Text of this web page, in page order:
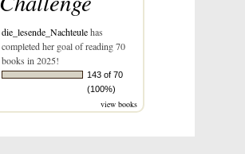
die_lesende_Nachteulehas
completed her goal of reading 70
books in 2025!
143 of 70
(100%)
view books